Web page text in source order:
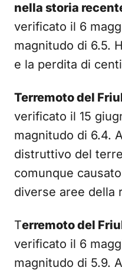
nella storia
verificato il 6
magnitudo di 6.5.
e la perdita di
Terremoto del
verificato il 15
magnitudo di 6.4.
distruttivo del
comunque
diverse aree della
Terremoto del
verificato il 6
magnitudo di 5.9.